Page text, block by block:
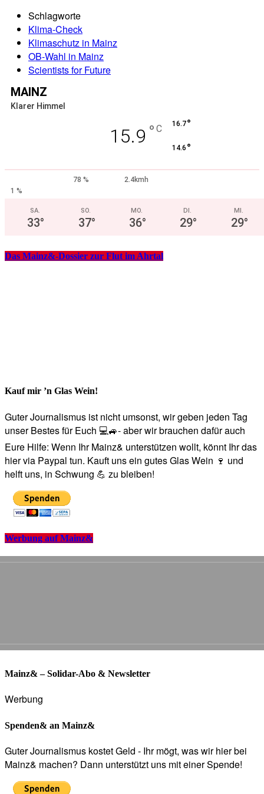
Schlagworte
Klima-Check
Klimaschutz in Mainz
OB-Wahl in Mainz
Scientists for Future
MAINZ
Klarer Himmel
15.9 ° C 16.7°
14.6 °
78 %
2.4kmh
1 %
SA.
33°
SO.
37°
MO.
36°
DI.
29°
MI.
29°
Das Mainz&-Dossier zur Flut im Ahrtal
Kauf mir ’n Glas Wein!
Guter Journalismus ist nicht umsonst, wir geben jeden Tag
unser Bestes für Euch 💻🚙- aber wir brauchen dafür auch
Eure Hilfe: Wenn Ihr Mainz& unterstützen wollt, könnt Ihr das
hier via Paypal tun. Kauft uns ein gutes Glas Wein 🍷 und
helft uns, in Schwung 💪 zu bleiben!
Werbung auf Mainz&
Mainz& – Solidar-Abo & Newsletter
Werbung
Spenden& an Mainz&
Guter Journalismus kostet Geld - Ihr mögt, was wir hier bei
Mainz& machen? Dann unterstützt uns mit einer Spende!